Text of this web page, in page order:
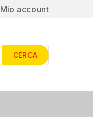
Mio account
CERCA